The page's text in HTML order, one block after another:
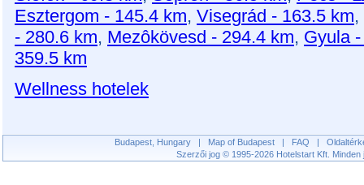
Esztergom - 145.4 km, Visegrád - 163.5 km,
- 280.6 km, Mezôkövesd - 294.4 km, Gyula
359.5 km
Wellness hotelek
Budapest, Hungary| Map of Budapest| FAQ |
Szerzői jog © 1995-2026 Hotelstart Kft. Minden